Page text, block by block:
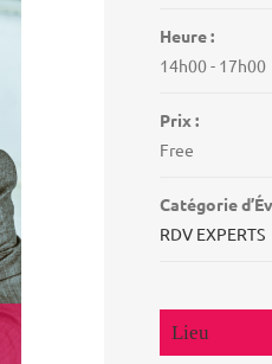
Heure :
14h00 - 17h00
Prix :
Free
Catégorie
RDV EXPERTS